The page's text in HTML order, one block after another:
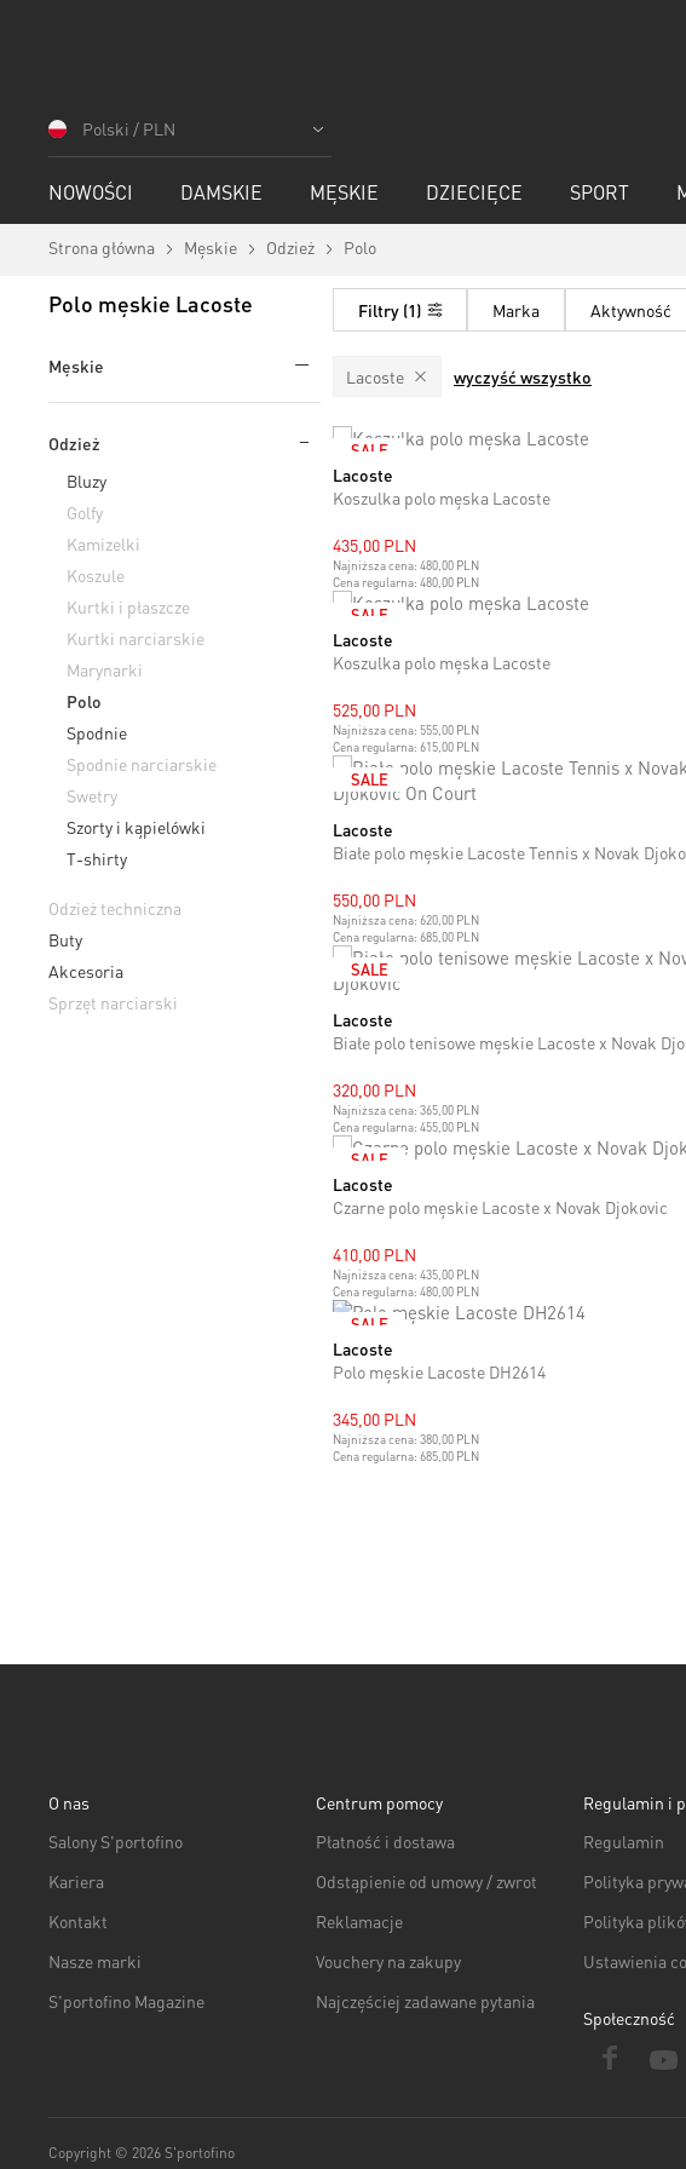
Polski / PLN
NOWOŚCI DAMSKIE MĘSKIE DZIECIĘCE SPORT
Strona główna Męskie Odzież Polo
Polo męskie Lacoste
Męskie
Odzież
Bluzy
Golfy
Kamizelki
Koszule
Kurtki i płaszcze
Kurtki narciarskie
Marynarki
Polo
Spodnie
Spodnie narciarskie
Swetry
Szorty i kąpielówki
T-shirty
Odzież techniczna
Buty
Akcesoria
Sprzęt narciarski
Filtry 1 Marka Aktywność
Lacoste wyczyść wszystko
SALE
M L
Lacoste
Koszulka polo męska Lacoste
435,00 PLN
Najniższa cena: 480,00 PLN
Cena regularna: 480,00 PLN
SALE
M L
Lacoste
Koszulka polo męska Lacoste
525,00 PLN
Najniższa cena: 555,00 PLN
Cena regularna: 615,00 PLN
SALE
M L
Lacoste
550,00 PLN
Najniższa cena: 620,00 PLN
Cena regularna: 685,00 PLN
SALE
M XL
Lacoste
Białe polo tenisowe męskie Lacoste x Novak
320,00 PLN
Najniższa cena: 365,00 PLN
Cena regularna: 455,00 PLN
SALE
M L
Lacoste
Czarne polo męskie Lacoste x Novak Djokovic
410,00 PLN
Najniższa cena: 435,00 PLN
Cena regularna: 480,00 PLN
SALE
XL
Lacoste
Polo męskie Lacoste DH2614
345,00 PLN
Najniższa cena: 380,00 PLN
Cena regularna: 685,00 PLN
O nas
Salony S'portofino
Kariera
Kontakt
Nasze marki
S'portofino Magazine
Centrum pomocy
Płatność i dostawa
Odstąpienie od umowy / zwrot
Reklamacje
Vouchery na zakupy
Najczęściej zadawane pytania
Regulamin i
Regulamin
Polityka
Polityka
Ustawienia
Społeczność
Copyright © 2026 S'portofino